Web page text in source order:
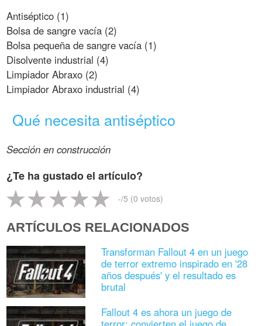
Antiséptico (1)
Bolsa de sangre vacía (2)
Bolsa pequeña de sangre vacía (1)
Disolvente industrial (4)
Limpiador Abraxo (2)
Limpiador Abraxo industrial (4)
Qué necesita antiséptico
Sección en construcción
¿Te ha gustado el artículo?
-/5 (0 votos)
ARTÍCULOS RELACIONADOS
Transforman Fallout 4 en un juego
de terror extremo inspirado en '28
años después' y el resultado es
brutal
Fallout 4 es ahora un juego de